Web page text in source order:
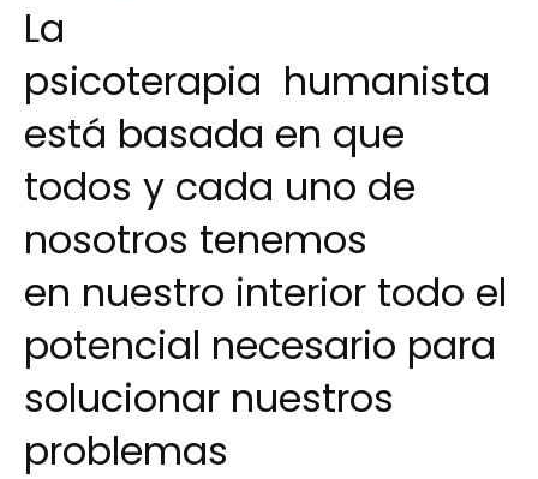
La
psicoterapia humanista
está basada en que
todos y cada uno de
nosotros tenemos
en nuestro interior todo el
potencial necesario para
solucionar nuestros
problemas